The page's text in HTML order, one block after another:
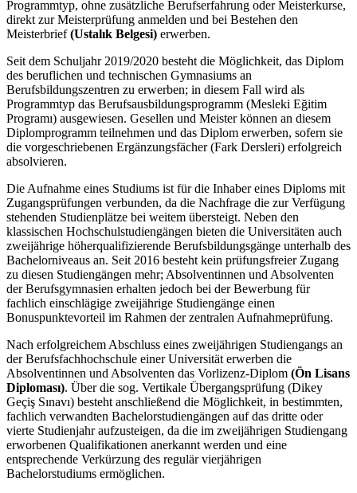
Programmtyp, ohne zusätzliche Berufserfahrung oder Meisterkurse,
direkt zur Meisterprüfung anmelden und bei Bestehen den
Meisterbrief(Ustalık Belgesi) erwerben.
Seit dem Schuljahr 2019/2020 besteht die Möglichkeit, das Diplom
des beruflichen und technischen Gymnasiums an
Berufsbildungszentren zu erwerben; in diesem Fall wird als
Programmtyp das Berufsausbildungsprogramm (Mesleki Eğitim
Programı) ausgewiesen. Gesellen und Meister können an diesem
Diplomprogramm teilnehmen und das Diplom erwerben, sofern sie
die vorgeschriebenen Ergänzungsfächer (Fark Dersleri) erfolgreich
absolvieren.
Die Aufnahme eines Studiums ist für die Inhaber eines Diploms mit
Zugangsprüfungen verbunden, da die Nachfrage die zur Verfügung
stehenden Studienplätze bei weitem übersteigt. Neben den
klassischen Hochschulstudiengängen bieten die Universitäten auch
zweijährige höherqualifizierende Berufsbildungsgänge unterhalb des
Bachelorniveaus an. Seit 2016 besteht kein prüfungsfreier Zugang
zu diesen Studiengängen mehr; Absolventinnen und Absolventen
der Berufsgymnasien erhalten jedoch bei der Bewerbung für
fachlich einschlägige zweijährige Studiengänge einen
Bonuspunktevorteil im Rahmen der zentralen Aufnahmeprüfung.
Nach erfolgreichem Abschluss eines zweijährigen Studiengangs an
der Berufsfachhochschule einer Universität erwerben die
Absolventinnen und Absolventen das Vorlizenz-Diplom (Ön Lisans
Diploması). Über die sog. Vertikale Übergangsprüfung (Dikey
Geçiş Sınavı) besteht anschließend die Möglichkeit, in bestimmten,
fachlich verwandten Bachelorstudiengängen auf das dritte oder
vierte Studienjahr aufzusteigen, da die im zweijährigen Studiengang
erworbenen Qualifikationen anerkannt werden und eine
entsprechende Verkürzung des regulär vierjährigen
Bachelorstudiums ermöglichen.